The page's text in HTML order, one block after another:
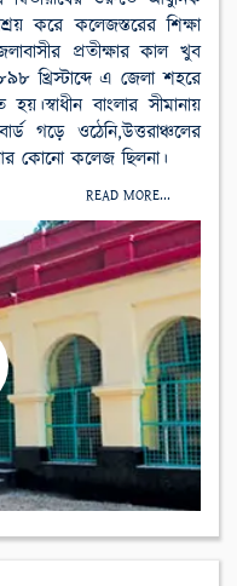
করে কলেজস্তরের শিক্ষা
প্রতীক্ষার কাল খুব
খ্রিস্টাব্দে এ জেলা শহরে
বাংলার সীমানায়
গড়ে ওঠেনি,উত্তরাঞ্চলের
কোনো কলেজ ছিলনা।
READ MORE...